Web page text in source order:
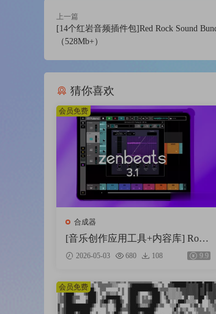
On demand Tagman creates a folder
Edit Several Tracks at the Same Time
Especially in big libraries you simply do
you by editing a huge amount of files at
上一篇
[14个红岩音频插件包]Red Rock Sound
（528Mb+）
猜你喜欢
合成器
[音乐创作应用工具+内容库] Rola
nd Zenbeats Max Unlock v3.11.2 [W
iN]（295MB+7.29GB）
2026-05-03 680 108 9.9
会员免费
会员免费